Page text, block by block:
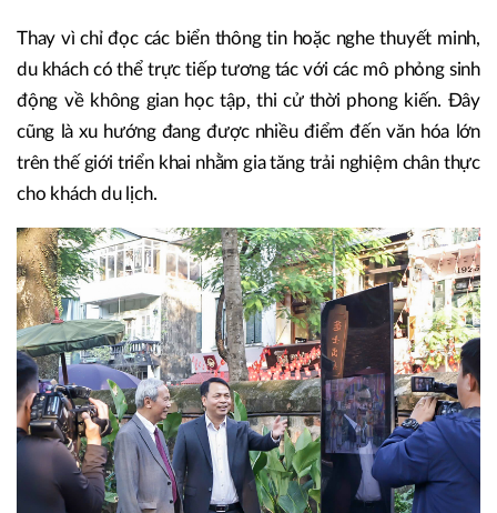
Thay vì chỉ đọc các biển thông tin hoặc nghe thuyết minh,
du khách có thể trực tiếp tương tác với các mô phỏng sinh
động về không gian học tập, thi cử thời phong kiến. Đây
cũng là xu hướng đang được nhiều điểm đến văn hóa lớn
trên thế giới triển khai nhằm gia tăng trải nghiệm chân thực
cho khách du lịch.